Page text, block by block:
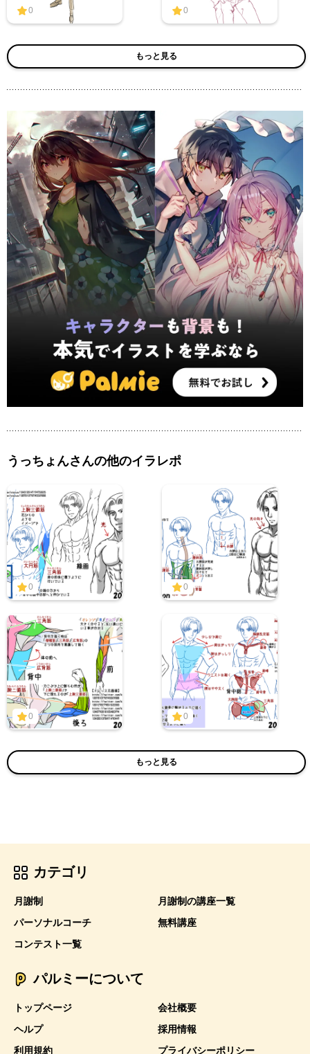
0 0
もっと見る
うっちょんさんの他のイラレポ
0 0
0 0
もっと見る
カテゴリ
月謝制
月謝制の講座一覧
パーソナルコーチ
無料講座
コンテスト一覧
パルミーについて
トップページ
会社概要
ヘルプ
採用情報
利用規約
プライバシーポリシー